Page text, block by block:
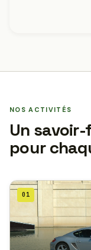
NOS ACTIVITÉS
Un
pour
01